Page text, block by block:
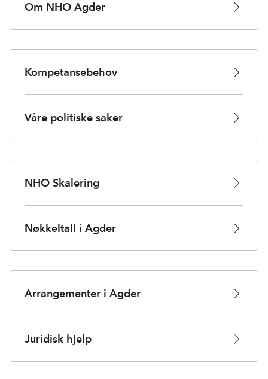
Om NHO Agder
Kompetansebehov
Våre politiske saker
NHO Skalering
Nøkkeltall i Agder
Arrangementer i Agder
Juridisk hjelp